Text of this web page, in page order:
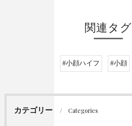
関連タグ
#小顔ハイフ #小顔
カテゴリー Categories